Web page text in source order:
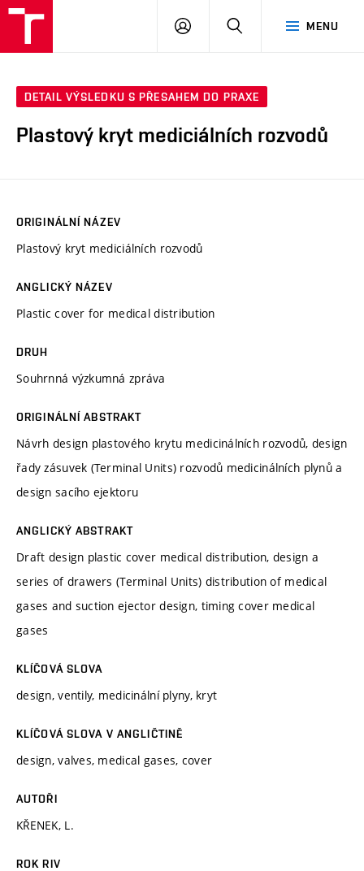
MENU
PŘIHLÁSIT
DETAIL VÝSLEDKU S PŘESAHEM DO PRAXE
Plastový kryt mediciálních rozvodů
ORIGINÁLNÍ NÁZEV
Plastový kryt mediciálních rozvodů
ANGLICKÝ NÁZEV
Plastic cover for medical distribution
DRUH
Souhrnná výzkumná zpráva
ORIGINÁLNÍ ABSTRAKT
Návrh design plastového krytu medicinálních rozvodů, design
řady zásuvek (Terminal Units) rozvodů medicinálních plynů a
design sacího ejektoru
ANGLICKÝ ABSTRAKT
Draft design plastic cover medical distribution, design a
series of drawers (Terminal Units) distribution of medical
gases and suction ejector design, timing cover medical
gases
KLÍČOVÁ SLOVA
design, ventily, medicinální plyny, kryt
KLÍČOVÁ SLOVA V ANGLIČTINĚ
design, valves, medical gases, cover
AUTOŘI
KŘENEK, L.
ROK RIV